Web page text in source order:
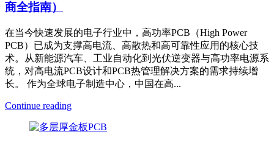
商全指南）
在当今快速发展的电子行业中，高功率PCB（High Power
PCB）已成为支撑高电流、高散热和高可靠性应用的核心技
术。从新能源汽车、工业自动化到光伏逆变器与高功率电源系
统，对高电流PCB设计和PCB热管理解决方案的需求持续增
长。 作为全球电子制造中心，中国在高...
Continue reading